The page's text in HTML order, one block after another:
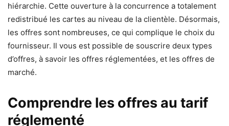
hiérarchie. Cette ouverture à la concurrence a totalement
redistribué les cartes au niveau de la clientèle. Désormais,
les offres sont nombreuses, ce qui complique le choix du
fournisseur. Il vous est possible de souscrire deux types
d’offres, à savoir les offres réglementées, et les offres de
marché.
Comprendre les offres au tarif
réglementé